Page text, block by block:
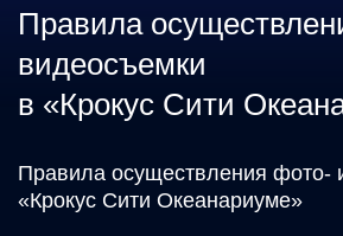
Правила
видеосъемки
в «Крокус Сити
Правила осуществления фото-
«Крокус Сити Океанариуме»